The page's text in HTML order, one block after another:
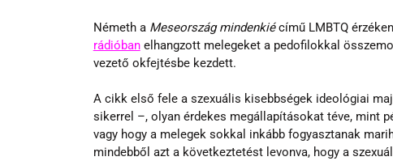
Németh a Meseország mindenkié című LMBTQ
rádióban elhangzott melegeket a pedofilokkal
vezető okfejtésbe kezdett.
A cikk első fele a szexuális kisebbségek ideológiai
sikerrel –, olyan érdekes megállapításokat téve, mint
vagy hogy a melegek sokkal inkább fogyasztanak
mindebből azt a következtetést levonva, hogy a